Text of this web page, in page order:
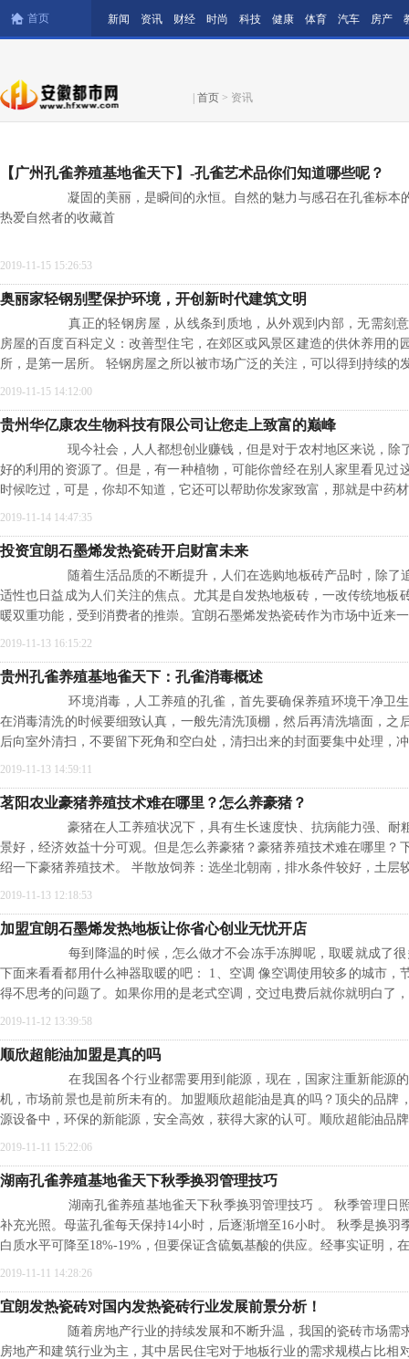
首页 新闻 资讯 财经 时尚 科技 健康 体育 汽车 房产
首页 > 资讯
【广州孔雀养殖基地雀天下】-孔雀艺术品你们知道哪些呢？
凝固的美丽，是瞬间的永恒。自然的魅力与感召在孔雀标本的
热爱自然者的收藏首
2019-11-15 15:26:53
奥丽家轻钢别墅保护环境，开创新时代建筑文明
真正的轻钢房屋，从线条到质地，从外观到内部，无需刻意
房屋的百度百科定义：改善型住宅，在郊区或风景区建造的供休养用的
所，是第一居所。 轻钢房屋之所以被市场广泛的关注，可以得到持续的
2019-11-15 14:12:00
贵州华亿康农生物科技有限公司让您走上致富的巅峰
现今社会，人人都想创业赚钱，但是对于农村地区来说，除了
好的利用的资源了。但是，有一种植物，可能你曾经在别人家里看见过
时候吃过，可是，你却不知道，它还可以帮助你发家致富，那就是中药
2019-11-14 14:47:35
投资宜朗石墨烯发热瓷砖开启财富未来
随着生活品质的不断提升，人们在选购地板砖产品时，除了追
适性也日益成为人们关注的焦点。尤其是自发热地板砖，一改传统地板
暖双重功能，受到消费者的推崇。宜朗石墨烯发热瓷砖作为市场中近来
2019-11-13 16:15:22
贵州孔雀养殖基地雀天下：孔雀消毒概述
环境消毒，人工养殖的孔雀，首先要确保养殖环境干净卫生
在消毒清洗的时候要细致认真，一般先清洗顶棚，然后再清洗墙面，之
后向室外清扫，不要留下死角和空白处，清扫出来的封面要集中处理，
2019-11-13 14:59:11
茗阳农业豪猪养殖技术难在哪里？怎么养豪猪？
豪猪在人工养殖状况下，具有生长速度快、抗病能力强、耐粗
景好，经济效益十分可观。但是怎么养豪猪？豪猪养殖技术难在哪里？
绍一下豪猪养殖技术。 半散放饲养：选坐北朝南，排水条件较好，土层
2019-11-13 12:18:53
加盟宜朗石墨烯发热地板让你省心创业无忧开店
每到降温的时候，怎么做才不会冻手冻脚呢，取暖就成了很
下面来看看都用什么神器取暖的吧： 1、空调 像空调使用较多的城市，
得不思考的问题了。如果你用的是老式空调，交过电费后就你就明白了
2019-11-12 13:39:58
顺欣超能油加盟是真的吗
在我国各个行业都需要用到能源，现在，国家注重新能源的
机，市场前景也是前所未有的。加盟顺欣超能油是真的吗？顶尖的品牌
源设备中，环保的新能源，安全高效，获得大家的认可。顺欣超能油品
2019-11-11 15:22:06
湖南孔雀养殖基地雀天下秋季换羽管理技巧
湖南孔雀养殖基地雀天下秋季换羽管理技巧 。 秋季管理日照
补充光照。母蓝孔雀每天保持14小时，后逐渐增至16小时。 秋季是换羽
白质水平可降至18%-19%，但要保证含硫氨基酸的供应。经事实证明，
2019-11-11 14:28:26
宜朗发热瓷砖对国内发热瓷砖行业发展前景分析！
随着房地产行业的持续发展和不断升温，我国的瓷砖市场需求
房地产和建筑行业为主，其中居民住宅对于地板行业的需求规模占比相